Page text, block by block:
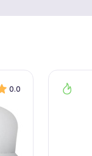
0.0